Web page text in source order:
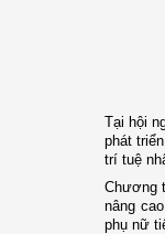
Tại hội
phát
trí tuệ
Chương
nâng
phụ nữ